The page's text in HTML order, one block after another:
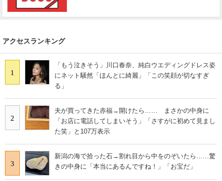
アクセスランキング
1
「もう泣きそう」川口春奈、純白ウエディングドレス姿
にネット騒然「ほんとに綺麗」「この笑顔が切なすぎ
る」
2
夫が買ってきた赤福→開けたら…… まさかの中身に
「お店に電話してしまいそう」「さすがに初めて見まし
た笑」と107万表示
3
新潟の海で拾った石→割れ目から中をのぞいたら……驚
きの中身に「本当にあるんですね！」「お宝だ」